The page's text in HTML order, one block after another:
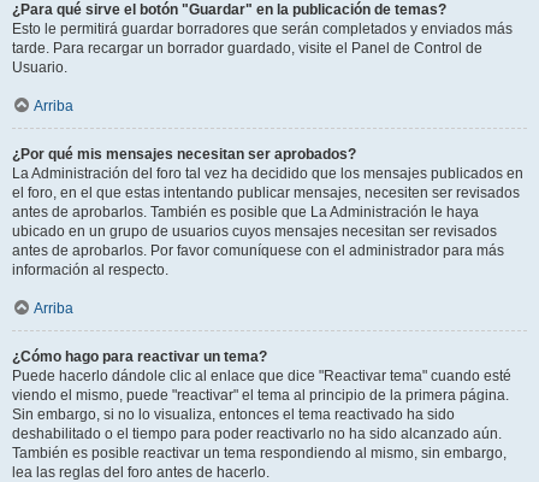
¿Para qué sirve el botón "Guardar" en la publicación de temas?
Esto le permitirá guardar borradores que serán completados y enviados más
tarde. Para recargar un borrador guardado, visite el Panel de Control de
Usuario.
Arriba
¿Por qué mis mensajes necesitan ser aprobados?
La Administración del foro tal vez ha decidido que los mensajes publicados en
el foro, en el que estas intentando publicar mensajes, necesiten ser revisados
antes de aprobarlos. También es posible que La Administración le haya
ubicado en un grupo de usuarios cuyos mensajes necesitan ser revisados
antes de aprobarlos. Por favor comuníquese con el administrador para más
información al respecto.
Arriba
¿Cómo hago para reactivar un tema?
Puede hacerlo dándole clic al enlace que dice "Reactivar tema" cuando esté
viendo el mismo, puede "reactivar" el tema al principio de la primera página.
Sin embargo, si no lo visualiza, entonces el tema reactivado ha sido
deshabilitado o el tiempo para poder reactivarlo no ha sido alcanzado aún.
También es posible reactivar un tema respondiendo al mismo, sin embargo,
lea las reglas del foro antes de hacerlo.